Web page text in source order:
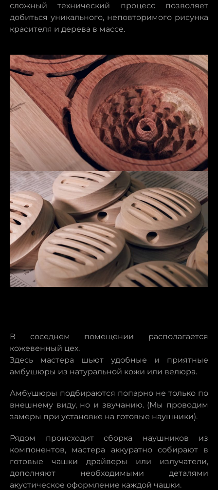
сложный технический процесс позволяет
добиться уникального, неповторимого рисунка
красителя и дерева в массе.
В соседнем помещении располагается
кожевенный цех.
Здесь мастера шьют удобные и приятные
амбушюры из натуральной кожи или велюра.
Амбушюры подбираются попарно не только по
внешнему виду, но и звучанию. (Мы проводим
замеры при установке на готовые наушники).
Рядом происходит сборка наушников из
компонентов, мастера аккуратно собирают в
готовые чашки драйверы или излучатели,
дополняют необходимыми деталями
акустическое оформление каждой чашки.